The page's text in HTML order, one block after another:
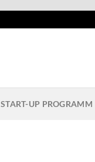
START-UP PROGRAMM